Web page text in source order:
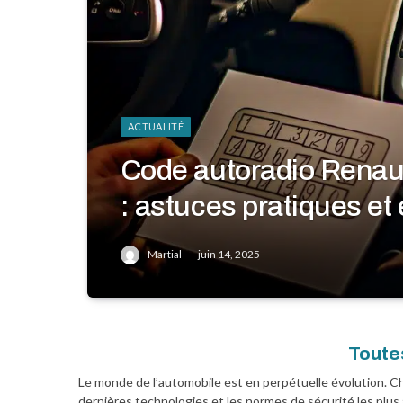
ACTUALITÉ
Code autoradio
: astuces pratiques et
Martial juin 14, 2025
Le monde de l’automobile est en perpétuelle évolution.